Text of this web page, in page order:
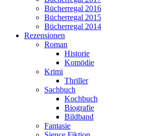
Bücherregal 2016
Bücherregal 2015
Bücherregal 2014
Rezensionen
Roman
Historie
Komödie
Krimi
Thriller
Sachbuch
Kochbuch
Biografie
Bildband
Fantasie